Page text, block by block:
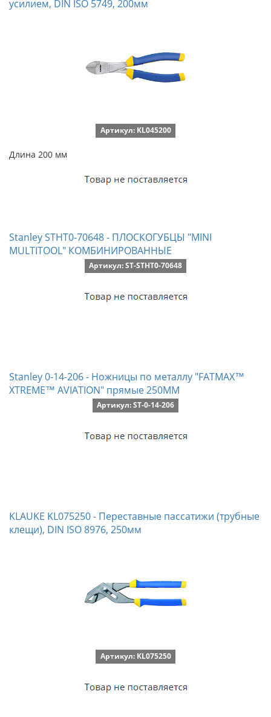
усилием, DIN ISO 5749, 200мм
Артикул: KL045200
Длина 200 мм
Stanley STHT0-70648 - ПЛОСКОГУБЦЫ "MINI
MULTITOOL" КОМБИНИРОВАННЫЕ
Артикул: ST-STHT0-70648
Stanley 0-14-206 - Ножницы по металлу "FATMAX™
XTREME™ AVIATION" прямые 250ММ
Артикул: ST-0-14-206
KLAUKE KL075250 - Переставные пассатижи (трубные
клещи), DIN ISO 8976, 250мм
Артикул: KL075250